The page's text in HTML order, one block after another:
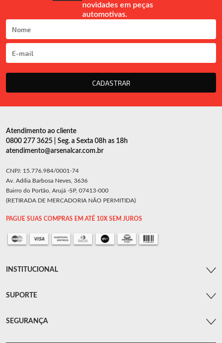
novidades em peças
automotivas.
CADASTRAR
Atendimento ao cliente
0800 277 3625 | Seg. a Sexta 08h as 18h
atendimento@arsenalcar.com.br
CNPJ: 15.776.984/0001-74
Av. Adília Barbosa Neves, 3636
Bairro do Portão, Arujá -SP, 07413-000
(RETIRADA DE MERCADORIA NÃO PERMITIDA)
PAGUE SUAS COMPRAS EM ATÉ 10X SEM JUROS
INSTITUCIONAL
SUPORTE
SEGURANÇA